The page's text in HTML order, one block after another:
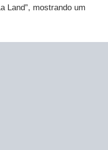
Land”, mostrando um